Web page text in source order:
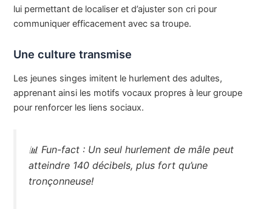
lui permettant de localiser et d’ajuster son cri pour
communiquer efficacement avec sa troupe.
Une culture transmise
Les jeunes singes imitent le hurlement des adultes,
apprenant ainsi les motifs vocaux propres à leur groupe
pour renforcer les liens sociaux.
📊 Fun-fact : Un seul hurlement de mâle peut
atteindre 140 décibels, plus fort qu’une
tronçonneuse!